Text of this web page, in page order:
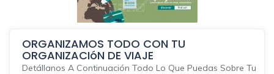
ORGANIZAMOS TODO CON TU
ORGANIZACIóN DE VIAJE
Detállanos A Continuación Todo Lo Que Puedas Sobre Tu